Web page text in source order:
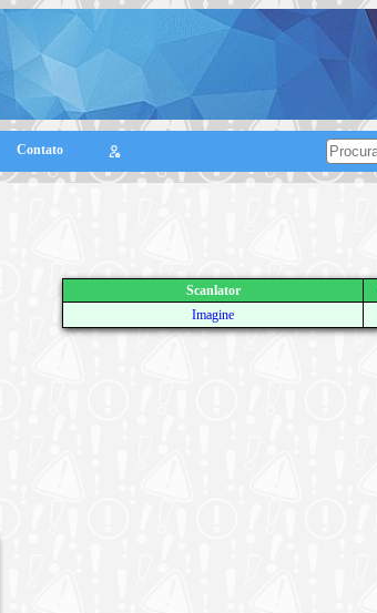
Contato
Scanlator
Imagine